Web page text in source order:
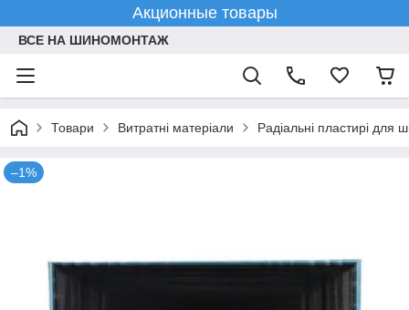
Акционные товары
ВСЕ НА ШИНОМОНТАЖ
Товари Витратні матеріали Радіальні пластирі для
–1%